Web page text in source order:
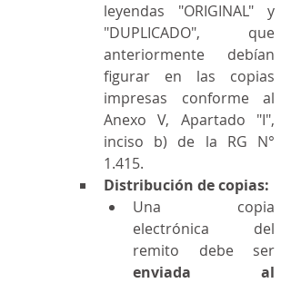
leyendas "ORIGINAL" y
"DUPLICADO", que
anteriormente debían
figurar en las copias
impresas conforme al
Anexo V, Apartado "I",
inciso b) de la RG N°
1.415.
Distribución de copias:
Una copia
electrónica del
enviada al